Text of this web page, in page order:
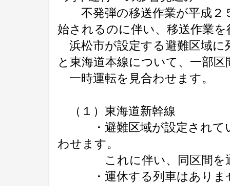
不発弾の移送作業が平成２
始されるのに伴い、移送作業
浜松市が設定する避難区域に
と東海道本線について、一部
一時運転を見合わせます。
（１）東海道新幹線
・避難区域が設定されてい
わせます。
これに伴い、同区間を通
・運休する列車はありま